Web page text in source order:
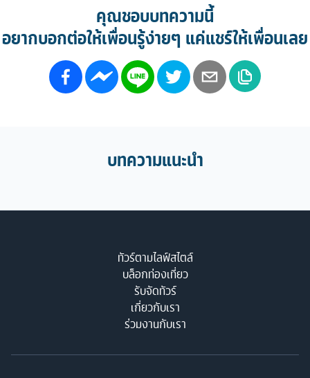
คุณชอบบทความนี้
อยากบอกต่อให้เพื่อนรู้ง่ายๆ แค่แชร์ให้เพื่อนเลย
บทความแนะนำ
ทัวร์ตามไลฟ์สไตล์
บล็อกท่องเที่ยว
รับจัดทัวร์
เกี่ยวกับเรา
ร่วมงานกับเรา